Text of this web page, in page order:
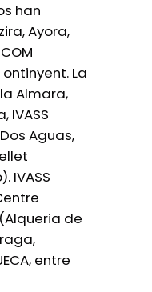
han
Ayora,
ontinyent. La
la Almara,
IVASS
Aguas,
IVASS
de
entre